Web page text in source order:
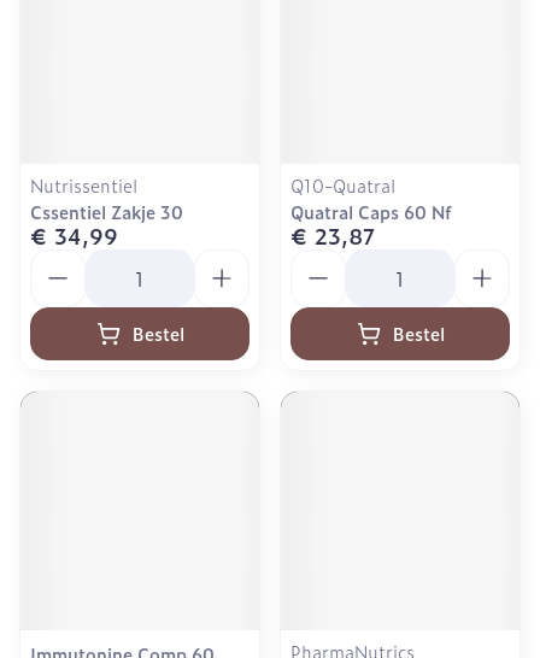
Nutrissentiel
Cssentiel Zakje 30
€ 34,99
Bestel
Q10-Quatral
Quatral Caps 60 Nf
€ 23,87
Bestel
PharmaNutrics